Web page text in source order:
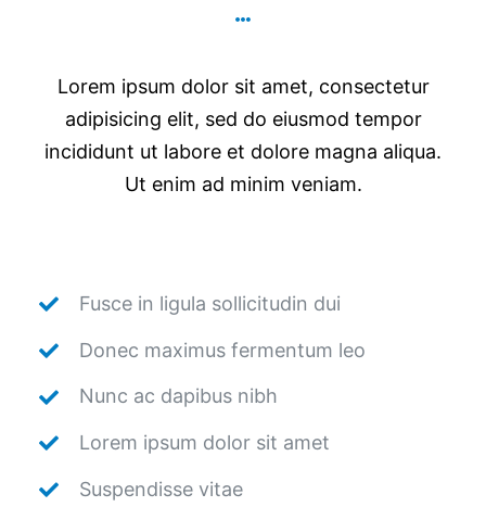
Lorem ipsum dolor sit amet, consectetur
adipisicing elit, sed do eiusmod tempor
incididunt ut labore et dolore magna aliqua.
Ut enim ad minim veniam.
Fusce in ligula sollicitudin dui
Donec maximus fermentum leo
Nunc ac dapibus nibh
Lorem ipsum dolor sit amet
Suspendisse vitae